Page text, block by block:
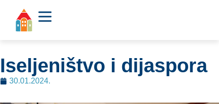
Iseljeništvo i dijaspora
30.01.2024.